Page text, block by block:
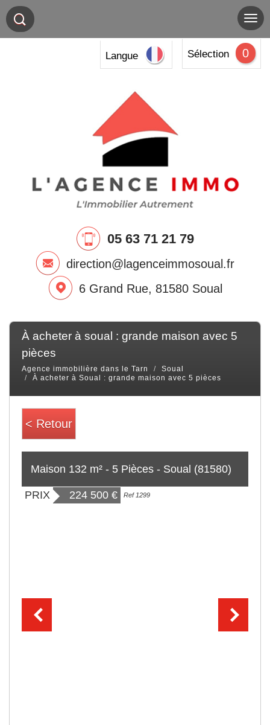
Langue Sélection 0
05 63 71 21 79
direction@lagenceimmosoual.fr
6 Grand Rue, 81580 Soual
à acheter à soual : grande maison avec 5
pièces
Agence immobilière dans le Tarn
Soual
À acheter à Soual : grande maison avec 5 pièces
< Retour
Maison 132 m² - 5 Pièces - Soual (81580)
PRIX 224 500 € Ref 1299